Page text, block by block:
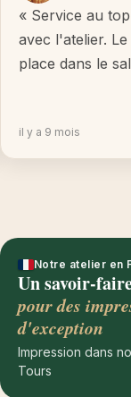
« Service au
avec l'atelier.
place dans le
il y a 9 mois
Notre atelier en
Un savoir-
pour des
d'exception
Impression dans
Tours